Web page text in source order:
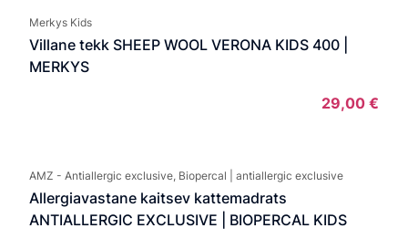
Merkys Kids
Villane tekk SHEEP WOOL VERONA KIDS 400 |
MERKYS
29,00 €
AMZ - Antiallergic exclusive, Biopercal | antiallergic exclusive
Allergiavastane kaitsev kattemadrats
ANTIALLERGIC EXCLUSIVE | BIOPERCAL KIDS